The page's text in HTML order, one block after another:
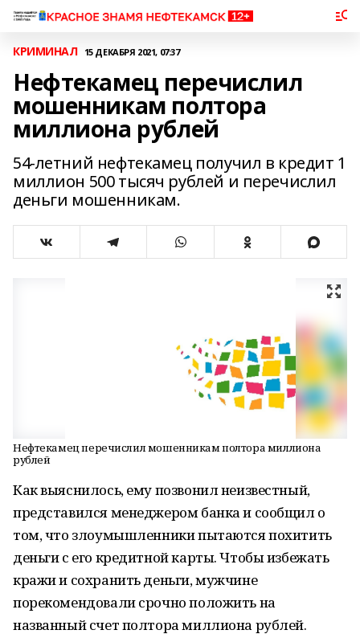
КРИМИНАЛ 15 ДЕКАБРЯ 2021, 07:37
Нефтекамец перечислил
мошенникам полтора
миллиона рублей
54-летний нефтекамец получил в кредит 1
миллион 500 тысяч рублей и перечислил
деньги мошенникам.
Нефтекамец перечислил мошенникам полтора миллиона
рублей
Как выяснилось, ему позвонил неизвестный,
представился менеджером банка и сообщил о
том, что злоумышленники пытаются похитить
деньги с его кредитной карты. Чтобы избежать
кражи и сохранить деньги, мужчине
порекомендовали срочно положить на
названный счет полтора миллиона рублей.